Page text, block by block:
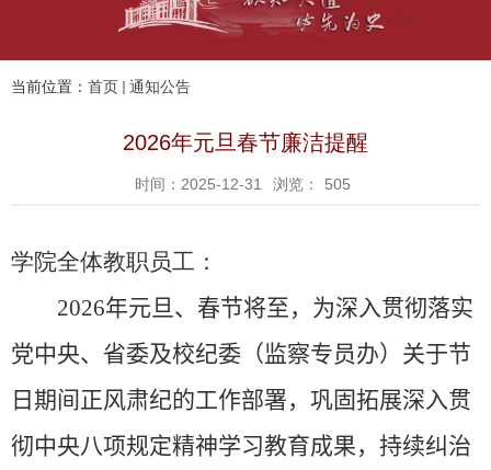
当前位置： 首页 通知公告
2026年元旦春节廉洁提醒
时间：2025-12-31 浏览： 505
学院全体教职员工：
2026年元旦、春节将至，为深入贯彻落实
党中央、省委及校纪委（监察专员办）关于节
日期间正风肃纪的工作部署，巩固拓展深入贯
彻中央八项规定精神学习教育成果，持续纠治